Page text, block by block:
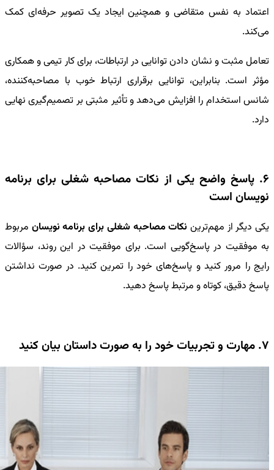
اعتماد به نفس متقاضی و همچنین ایجاد یک تصویر حرفه‌ای کمک
می‌کند.
تعامل مثبت و نشان دادن توانایی در ارتباطات، برای کار تیمی و همکاری
مؤثر است. بنابراین، توانایی برقراری ارتباط خوب با مصاحبه‌کننده،
شانس استخدام را افزایش می‌دهد و تأثیر مثبتی بر تصمیم‌گیری نهایی
دارد.
6. پاسخ واضح یکی از نکات مصاحبه شغلی برای برنامه
نویسان است
یکی دیگر از مهم‌ترین نکات مصاحبه شغلی برای برنامه نویسان مربوط
به موفقیت در پاسخ‌گویی است. برای موفقیت در این روند، سؤالات
رایج را مرور کنید و پاسخ‌های خود را تمرین کنید. در صورت نداشتن
پاسخ دقیق، کوتاه و مرتبط پاسخ دهید.
7. مهارت و تجربیات خود را به صورت داستان بیان کنید